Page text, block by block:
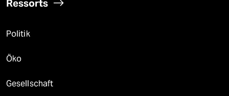
Ressorts
Politik
Öko
Gesellschaft